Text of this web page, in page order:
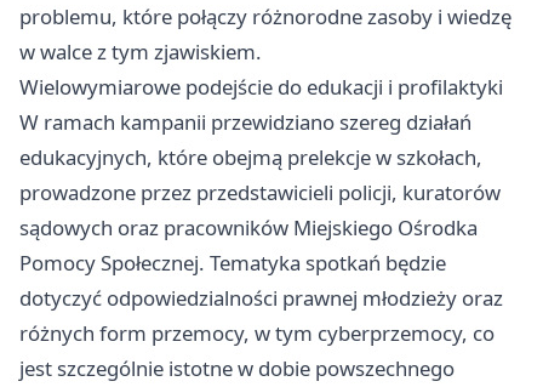
problemu, które połączy różnorodne zasoby i wiedzę
w walce z tym zjawiskiem.
Wielowymiarowe podejście do edukacji i profilaktyki
W ramach kampanii przewidziano szereg działań
edukacyjnych, które obejmą prelekcje w szkołach,
prowadzone przez przedstawicieli policji, kuratorów
sądowych oraz pracowników Miejskiego Ośrodka
Pomocy Społecznej. Tematyka spotkań będzie
dotyczyć odpowiedzialności prawnej młodzieży oraz
różnych form przemocy, w tym cyberprzemocy, co
jest szczególnie istotne w dobie powszechnego